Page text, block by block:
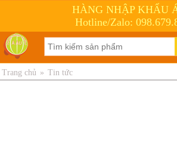
HÀNG NHẬP KHẨU
Hotline/Zalo:
Trang chủ » Tin tức